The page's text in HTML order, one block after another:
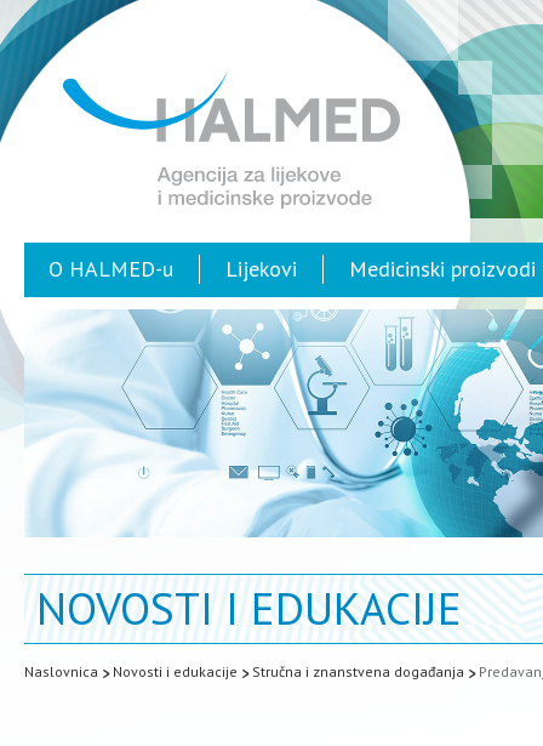
O HALMED-u Lijekovi Medicinski proizvodi
NOVOSTI I EDUKACIJE
Naslovnica Novosti i edukacije Stručna i znanstvena događanja